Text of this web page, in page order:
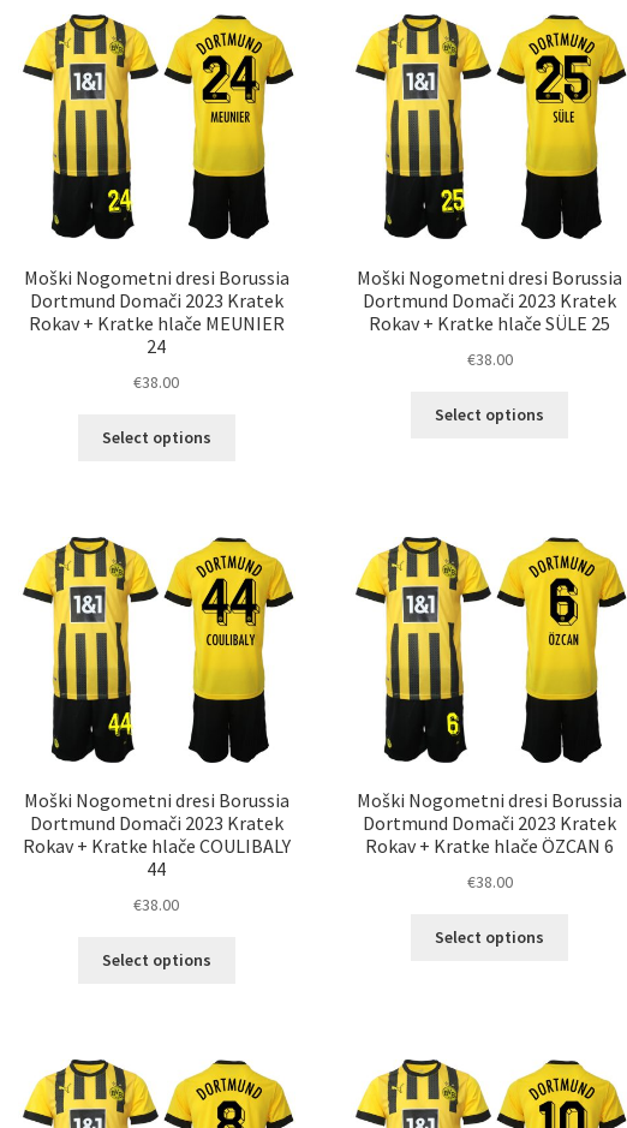
Možnosti
lahko
izberete
na
strani
izdelka
Možnosti
lahko
izberete
na
strani
izdelka
Moški Nogometni dresi Borussia
Dortmund Domači 2023 Kratek
Rokav + Kratke hlače MEUNIER
24
€38.00
Select options
Možnosti
lahko
izberete
na
strani
izdelka
Moški Nogometni dresi Borussia
Dortmund Domači 2023 Kratek
Rokav + Kratke hlače SÜLE 25
€38.00
Select options
Možnosti
lahko
izberete
na
strani
izdelka
Moški Nogometni dresi Borussia
Dortmund Domači 2023 Kratek
Rokav + Kratke hlače COULIBALY
44
€38.00
Select options
Možnosti
lahko
Moški Nogometni dresi Borussia
Dortmund Domači 2023 Kratek
Rokav + Kratke hlače ÖZCAN 6
€38.00
Select options
Možnosti
lahko
izberete